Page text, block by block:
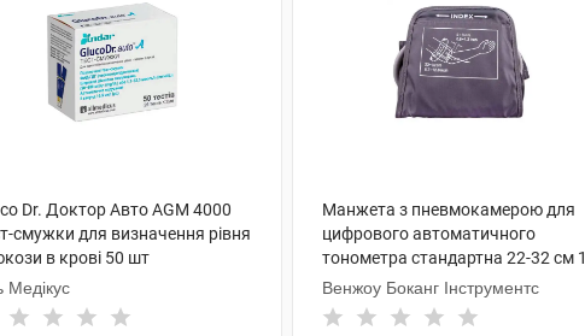
Dr. Доктор Авто AGM 4000
смужки для визначення рівня
в крові 50 шт
Медікус
Манжета з пневмокамерою для
цифрового автоматичного
тонометра стандартна 22-32 см 1
шт
Венжоу Боканг Інструментс